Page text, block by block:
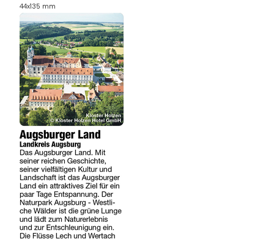
44x135 mm